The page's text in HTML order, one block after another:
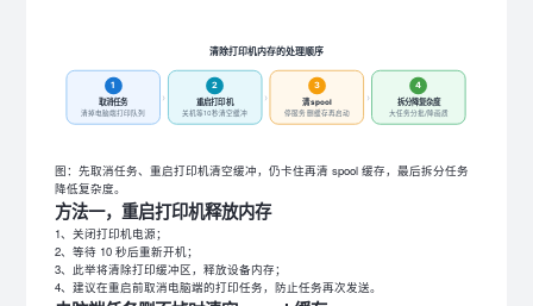
清除打印机内存的处理顺序
1
取消任务
清掉电脑端打印队列
›
2
重启打印机
关机等10秒清空缓冲
›
3
清 spool
停服务删缓存再启动
›
4
拆分降复杂度
大任务分批/降画质
图：先取消任务、重启打印机清空缓冲，仍卡住再清 spool 缓存，最后拆分任务
降低复杂度。
方法一，重启打印机释放内存
1、关闭打印机电源；
2、等待 10 秒后重新开机；
3、此举将清除打印缓冲区，释放设备内存；
4、建议在重启前取消电脑端的打印任务，防止任务再次发送。